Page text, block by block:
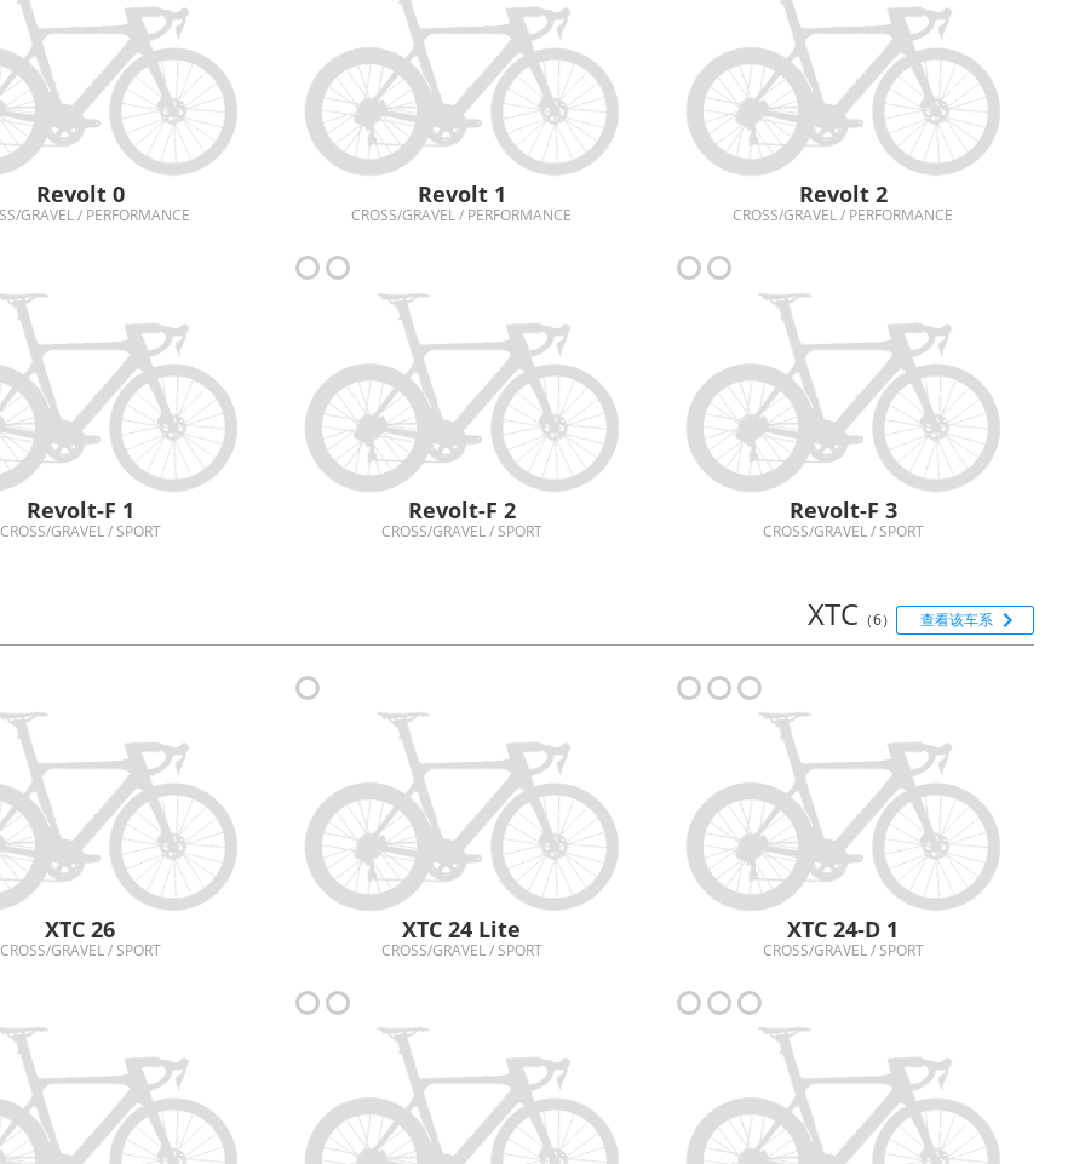
Revolt 0
GRAVEL / PERFORMANCE
Revolt 1
CROSS/GRAVEL / PERFORMANCE
Revolt 2
CROSS/GRAVEL / PERFORMANCE
Revolt-F 1
CROSS/GRAVEL / SPORT
Revolt-F 2
CROSS/GRAVEL / SPORT
Revolt-F 3
CROSS/GRAVEL / SPORT
XTC （6） 查看该车系 
XTC 26
CROSS/GRAVEL / SPORT
XTC 24 Lite
CROSS/GRAVEL / SPORT
XTC 24-D 1
CROSS/GRAVEL / SPORT